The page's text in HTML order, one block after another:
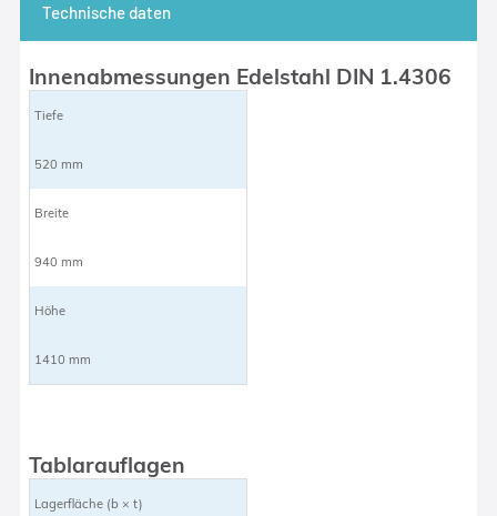
Technische daten
Innenabmessungen Edelstahl DIN 1.4306
Tiefe
520 mm
Breite
940 mm
Höhe
1410 mm
Tablarauflagen
Lagerfläche (b × t)